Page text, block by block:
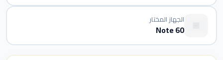
الجهاز المختار
Note 60